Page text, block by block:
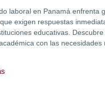
laboral en Panamá enfrenta
exigen respuestas
educativas.
con las necesidades